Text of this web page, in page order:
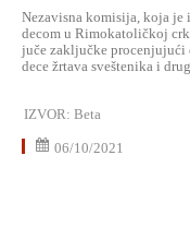
Nezavisna komisija, koja je
decom u Rimokatoličkoj
juče zaključke procenjujući
dece žrtava sveštenika i
IZVOR: Beta
06/10/2021